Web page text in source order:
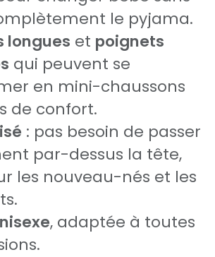
le pyjama.
longues et poignets
qui peuvent se
en mini-chaussons
de confort.
: pas besoin de passer
par-dessus la tête,
les nouveau-nés et les
, adaptée à toutes